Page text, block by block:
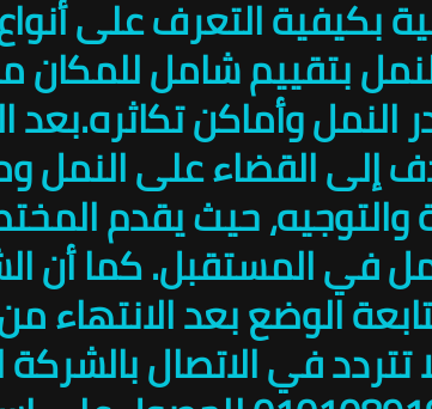
بكيفية التعرف على
بتقييم شامل
وأماكن
إلى القضاء على النمل
حيث يقدم
في المستقبل. كما
الوضع بعد الانتهاء
في الاتصال بالشركة